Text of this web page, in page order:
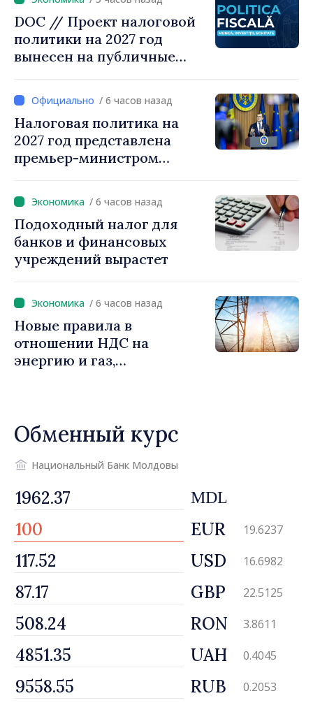
DOC // Проект налоговой
политики на 2027 год
вынесен на публичные
/ 6 часов назад
Налоговая политика на
2027 год представлена
премьер-министром
снижение налоговой
нагрузки на труд,
стимулирование
инвестиций и более
справедливое
/ 6 часов назад
Подоходный налог для
банков и финансовых
учреждений вырастет
/ 6 часов назад
Новые правила в
отношении НДС на
энергию и газ,
Обменный курс
Национальный Банк Молдовы
MDL
EUR 19.6237
USD 16.6982
GBP 22.5125
RON 3.8611
UAH 0.4045
RUB 0.2053